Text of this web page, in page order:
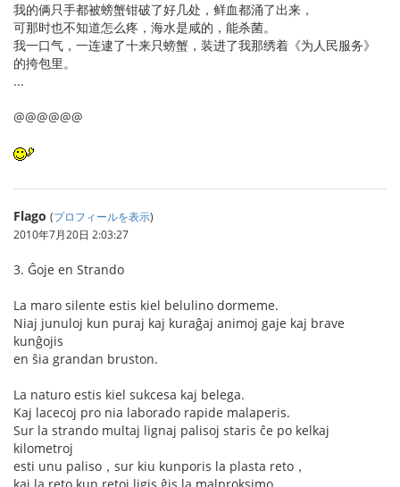
我的俩只手都被螃蟹钳破了好几处，鲜血都涌了出来，
可那时也不知道怎么疼，海水是咸的，能杀菌。
我一口气，一连逮了十来只螃蟹，装进了我那绣着《为人民服务》
的挎包里。
...
@@@@@@
Flago (プロフィールを表示)
2010年7月20日 2:03:27
3. Ĝoje en Strando
La maro silente estis kiel belulino dormeme.
Niaj junuloj kun puraj kaj kuraĝaj animoj gaje kaj brave
kunĝojis
en ŝia grandan bruston.
La naturo estis kiel sukcesa kaj belega.
Kaj lacecoj pro nia laborado rapide malaperis.
Sur la strando multaj lignaj palisoj staris ĉe po kelkaj
kilometroj
esti unu paliso，sur kiu kunporis la plasta reto，